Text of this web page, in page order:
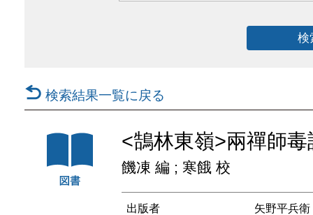
検
検索結果一覧に戻る
<鵠林東嶺>兩禪師
饑凍 編 ; 寒餓 校
出版者 矢野平兵衛